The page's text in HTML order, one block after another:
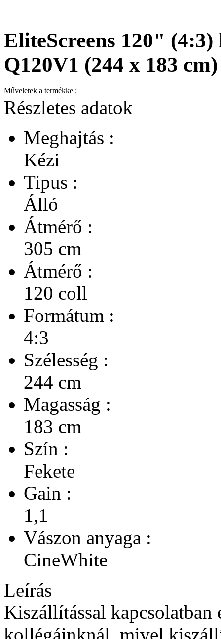
EliteScreens 120"
Q120V1 (244 x 183
Műveletek a termékkel:
Részletes adatok
Meghajtás :
Kézi
Tipus :
Álló
Átmérő :
305 cm
Átmérő :
120 coll
Formátum :
4:3
Szélesség :
244 cm
Magasság :
183 cm
Szín :
Fekete
Gain :
1,1
Vászon anyaga :
CineWhite
Leírás
Kiszállítással kapcsolatban
kollégáinknál, mivel